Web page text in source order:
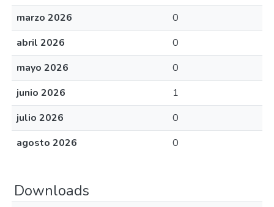
marzo 2026
0
abril 2026
0
mayo 2026
0
junio 2026
1
julio 2026
0
agosto 2026
0
Downloads